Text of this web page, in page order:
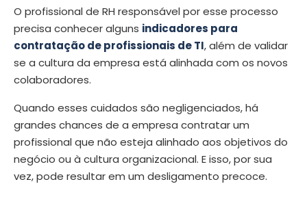
O profissional de RH responsável por esse processo
precisa conhecer alguns indicadores para
contratação de profissionais de TI, além de validar
se a cultura da empresa está alinhada com os novos
colaboradores.
Quando esses cuidados são negligenciados, há
grandes chances de a empresa contratar um
profissional que não esteja alinhado aos objetivos do
negócio ou à cultura organizacional. E isso, por sua
vez, pode resultar em um desligamento precoce.